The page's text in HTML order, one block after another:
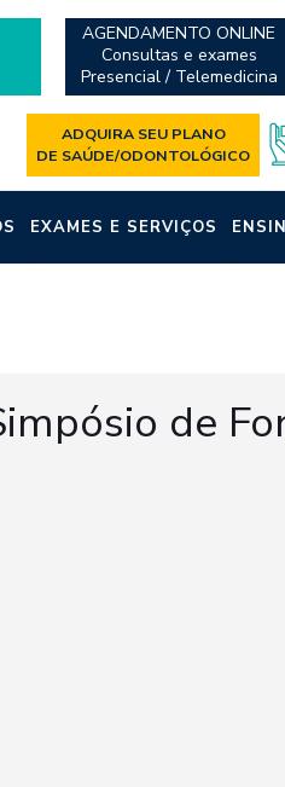
AGENDAMENTO ONLINE
Consultas e exames
Presencial / Telemedicina
ADQUIRA SEU PLANO
DE SAÚDE/ODONTOLÓGICO
EXAMES E SERVIÇOS
de